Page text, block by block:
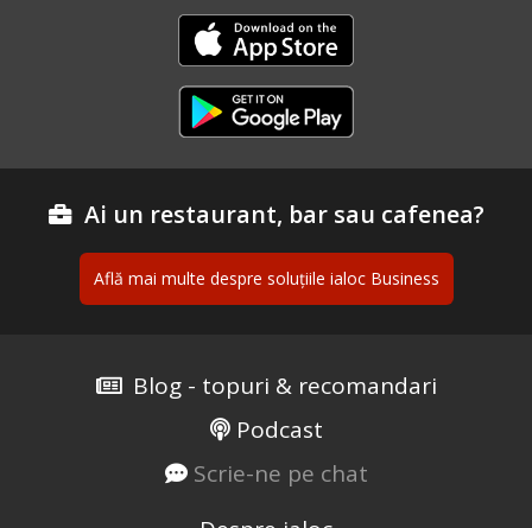
Ai un restaurant, bar sau cafenea?
Află mai multe despre soluțiile ialoc Business
Blog - topuri & recomandari
Podcast
Scrie-ne pe chat